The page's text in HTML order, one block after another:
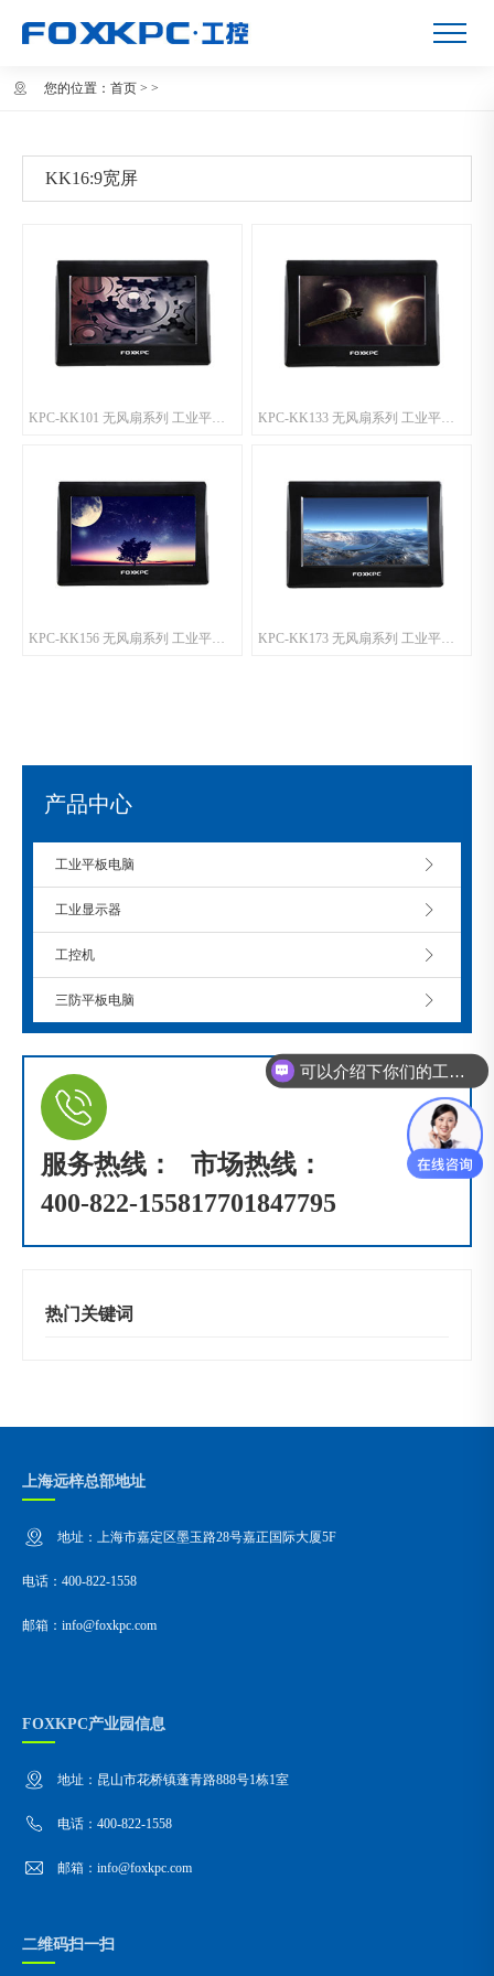
您的位置： 首页 > >
KK16:9宽屏
KPC-KK101 无风扇系列 工业平板电脑 KPC-KK133 无风扇系列 工业平板电脑
KPC-KK156 无风扇系列 工业平板电脑 KPC-KK173 无风扇系列 工业平板电脑
产品中心
工业平板电脑
工业显示器
工控机
三防平板电脑
服务热线：
400-822-1558
市场热线：
17701847795
热门关键词
上海远梓总部地址
地址：上海市嘉定区墨玉路28号嘉正国际大厦5F
电话：400-822-1558
邮箱：info@foxkpc.com
FOXKPC产业园信息
地址：昆山市花桥镇蓬青路888号1栋1室
电话：400-822-1558
邮箱：info@foxkpc.com
二维码扫一扫